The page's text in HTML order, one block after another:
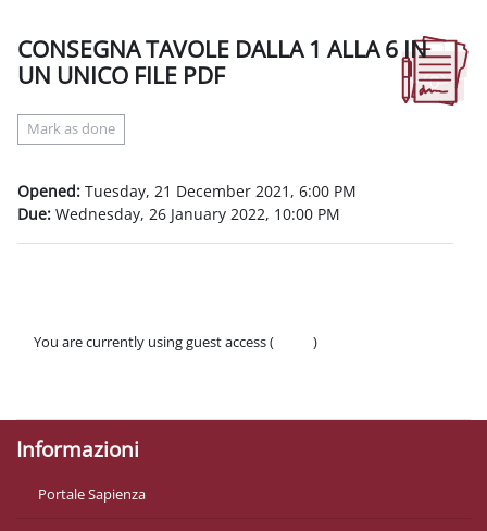
CONSEGNA TAVOLE DALLA 1 ALLA 6 IN
UN UNICO FILE PDF
Mark as done
Opened: Tuesday, 21 December 2021, 6:00 PM
Due: Wednesday, 26 January 2022, 10:00 PM
You are currently using guest access (
)
Informazioni
Portale Sapienza